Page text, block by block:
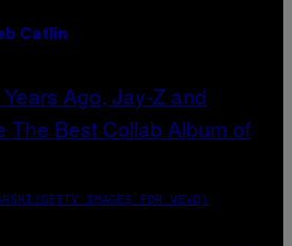
Catlin
GETTY IMAGES FOR VEVO)